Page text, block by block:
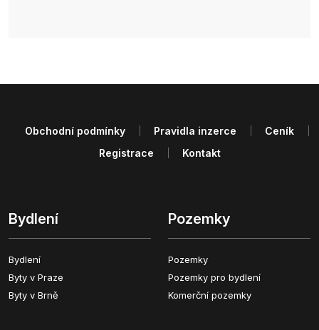
Bydlení
Bydlení
Byty v Praze
Byty v Brně
Pozemky
Pozemky
Pozemky pro bydlení
Komerční pozemky
Obchodní podmínky Pravidla inzerce
Ceník
Registrace
Kontakt